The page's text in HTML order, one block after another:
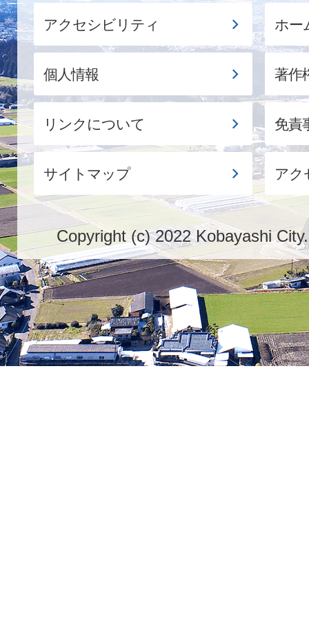
アクセシビリティ ホー
個人情報 著作
リンクについて 免責
サイトマップ アク
Copyright (c) 2022 Kobayashi